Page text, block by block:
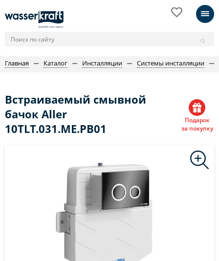
Главная Каталог Инсталляции Системы инсталляции
Встраиваемый смывной
бачок Aller
10TLT.031.ME.PB01
Подарок
за покупку